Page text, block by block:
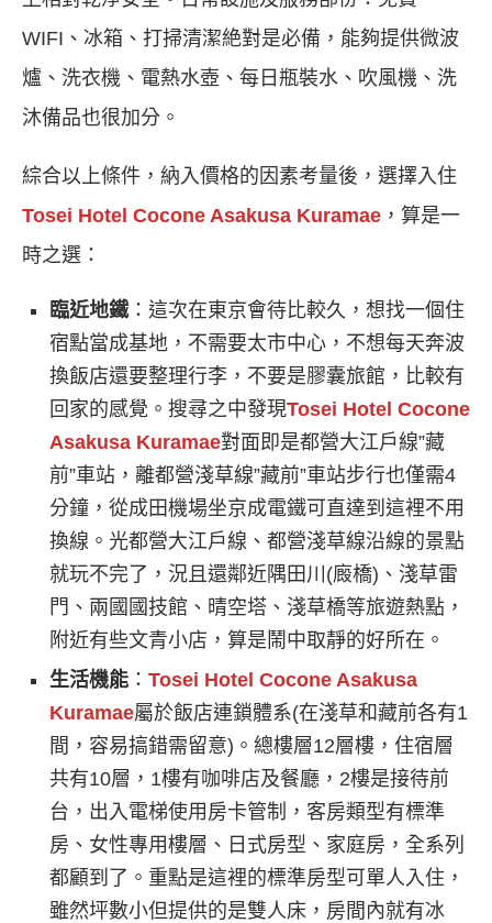
WIFI、冰箱、打掃清潔絶對是必備，能夠提供微波
爐、洗衣機、電熱水壺、每日瓶裝水、吹風機、洗
沐備品也很加分。
綜合以上條件，納入價格的因素考量後，選擇入住
Tosei Hotel Cocone Asakusa Kuramae ，算是一
時之選：
臨近地鐵：這次在東京會待比較久，想找一個住
宿點當成基地，不需要太市中心，不想每天奔波
換飯店還要整理行李，不要是膠囊旅館，比較有
回家的感覺。搜尋之中發現Tosei Hotel Cocone
Asakusa Kuramae對面即是都營大江戶線”藏
前”車站，離都營淺草線”藏前”車站步行也僅需4
分鐘，從成田機場坐京成電鐵可直達到這裡不用
換線。光都營大江戶線、都營淺草線沿線的景點
就玩不完了，況且還鄰近隅田川(廄橋)、淺草雷
門、兩國國技館、晴空塔、淺草橋等旅遊熱點，
附近有些文青小店，算是鬧中取靜的好所在。
生活機能 ： Tosei Hotel Cocone Asakusa
Kuramae屬於飯店連鎖體系(在淺草和藏前各有1
間，容易搞錯需留意)。總樓層12層樓，住宿層
共有10層，1樓有咖啡店及餐廳，2樓是接待前
台，出入電梯使用房卡管制，客房類型有標準
房、女性專用樓層、日式房型、家庭房，全系列
都顧到了。重點是這裡的標準房型可單人入住，
雖然坪數小但提供的是雙人床，房間內就有冰